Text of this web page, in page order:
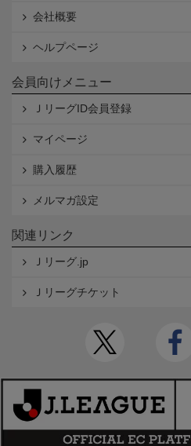
会社概要
ヘルプページ
会員向けメニュー
ＪリーグID会員登録
マイページ
購入履歴
メルマガ設定
関連リンク
Ｊリーグ.jp
Ｊリーグチケット